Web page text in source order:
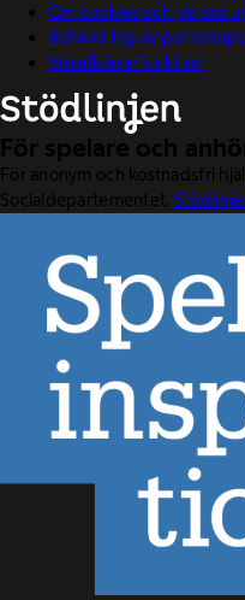
Om cookies och
Behandling av
Visselblåsarfunktion
För spelare och
För anonym och kostnadsfri
Socialdepartementet.